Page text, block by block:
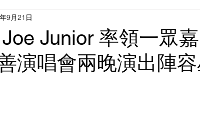
Junior 率領一眾
演唱會兩晚演出陣
9月21日